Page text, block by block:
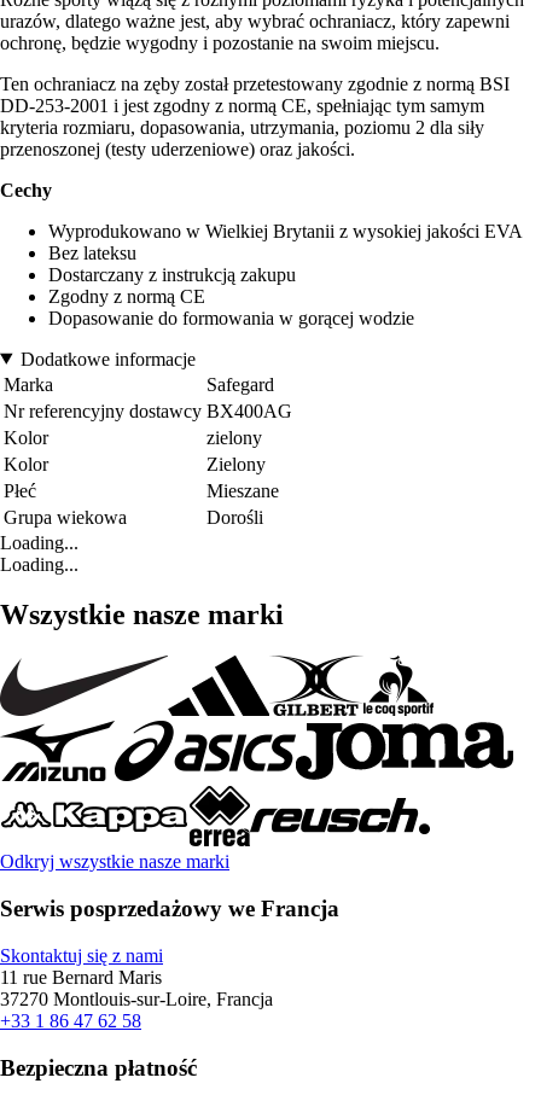
urazów, dlatego ważne jest, aby wybrać ochraniacz, który zapewni
ochronę, będzie wygodny i pozostanie na swoim miejscu.
Ten ochraniacz na zęby został przetestowany zgodnie z normą BSI
DD-253-2001 i jest zgodny z normą CE, spełniając tym samym
kryteria rozmiaru, dopasowania, utrzymania, poziomu 2 dla siły
przenoszonej (testy uderzeniowe) oraz jakości.
Cechy
Wyprodukowano w Wielkiej Brytanii z wysokiej jakości EVA
Bez lateksu
Dostarczany z instrukcją zakupu
Zgodny z normą CE
Dopasowanie do formowania w gorącej wodzie
Dodatkowe informacje
Marka
Safegard
Nr referencyjny dostawcy BX400AG
Kolor
zielony
Kolor
Zielony
Płeć
Mieszane
Grupa wiekowa
Dorośli
Loading...
Loading...
Wszystkie nasze marki
Odkryj wszystkie nasze marki
Serwis posprzedażowy we Francja
Skontaktuj się z nami
11 rue Bernard Maris
37270 Montlouis-sur-Loire, Francja
+33 1 86 47 62 58
Bezpieczna płatność